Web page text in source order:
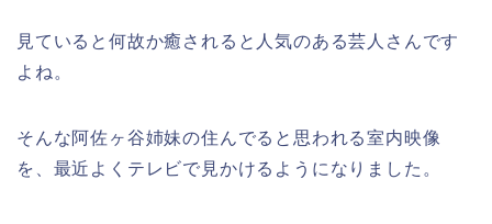
見ていると何故か癒されると人気のある芸人さんです
よね。
そんな阿佐ヶ谷姉妹の住んでると思われる室内映像
を、最近よくテレビで見かけるようになりました。